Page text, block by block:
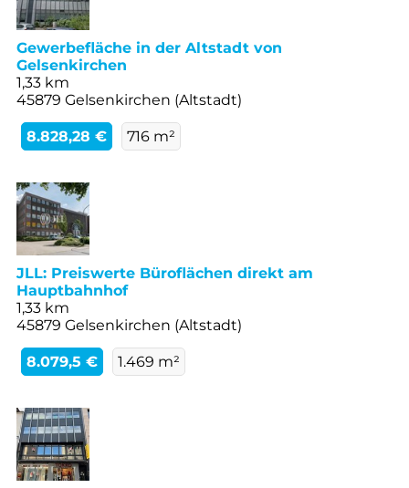
Gewerbefläche in der Altstadt von
Gelsenkirchen
1,33 km
45879 Gelsenkirchen (Altstadt)
8.828,28 € 716 m²
JLL: Preiswerte Büroflächen direkt am
Hauptbahnhof
1,33 km
45879 Gelsenkirchen (Altstadt)
8.079,5 € 1.469 m²